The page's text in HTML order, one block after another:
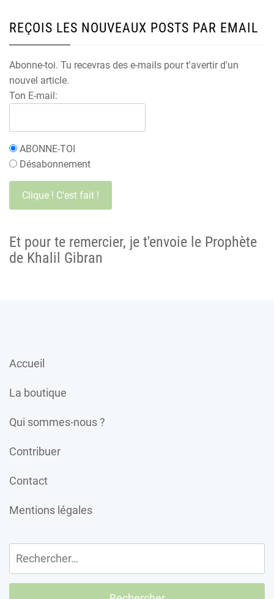
REÇOIS LES NOUVEAUX POSTS PAR EMAIL
Abonne-toi. Tu recevras des e-mails pour t'avertir d'un
nouvel article.
Ton E-mail:
ABONNE-TOI
Désabonnement
Et pour te remercier, je t'envoie le Prophète
de Khalil Gibran
Accueil
La boutique
Qui sommes-nous ?
Contribuer
Contact
Mentions légales
Rechercher :